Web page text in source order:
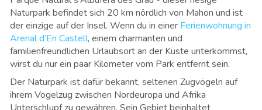
Naturpark befindet sich 20 km nördlich von Mahon und ist
der einzige auf der Insel. Wenn du in einer Ferienwohnung in
Arenal d’En Castell, einem charmanten und
familienfreundlichen Urlaubsort an der Küste unterkommst,
wirst du nur ein paar Kilometer vom Park entfernt sein.
Der Naturpark ist dafür bekannt, seltenen Zugvögeln auf
ihrem Vogelzug zwischen Nordeuropa und Afrika